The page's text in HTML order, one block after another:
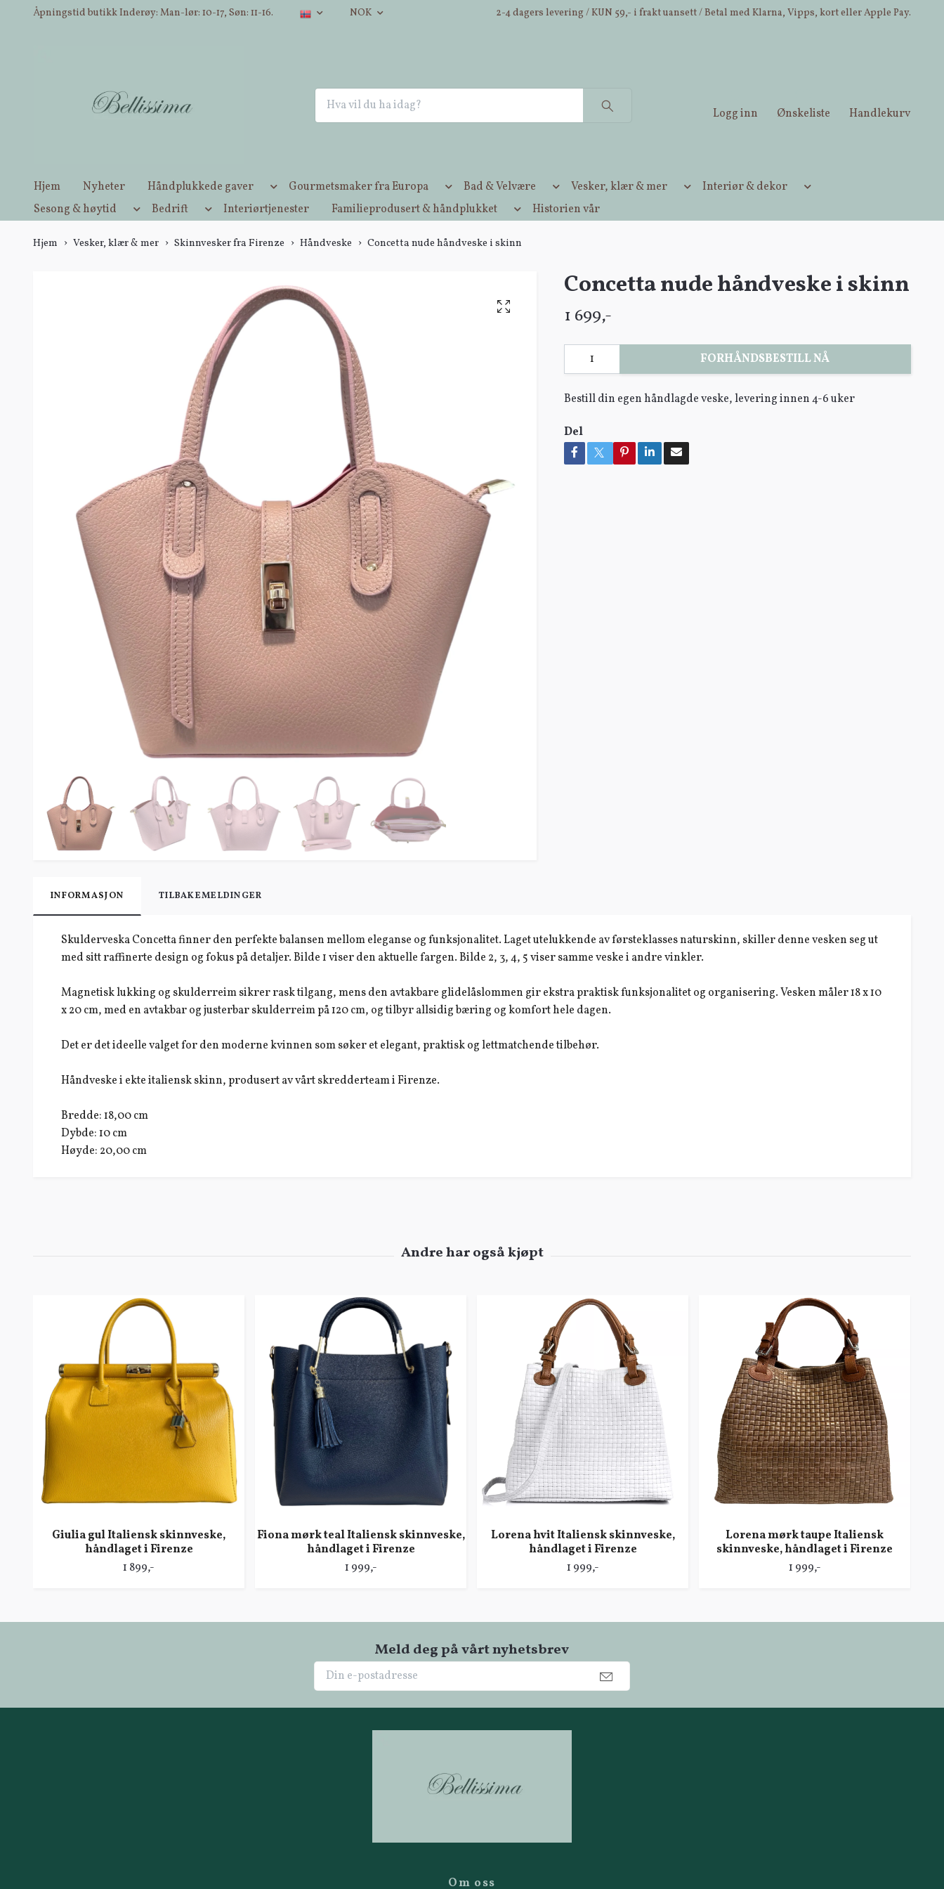
Åpningstid butikk Inderøy: Man-lør: 10-17, Søn: 11-16. NOK 2-4 dagers levering / KUN 59,- i frakt uansett / Betal med Klarna, Vipps, kort eller Apple Pay.
Logg inn Ønskeliste Handlekurv
Hjem Nyheter Håndplukkede gaver Gourmetsmaker fra Europa Bad & Velvære Vesker, klær & mer
Interiør & dekor
Sesong & høytid
Bedrift Interiørtjenester Familieprodusert & håndplukket Historien vår
Hjem Vesker, klær & mer Skinnvesker fra Firenze Håndveske Concetta nude håndveske i skinn
Concetta nude håndveske i skinn
1 699,-
FORHÅNDSBESTILL NÅ
Bestill din egen håndlagde veske, levering innen 4-6 uker
Del
INFORMASJON TILBAKEMELDINGER
Skulderveska Concetta finner den perfekte balansen mellom eleganse og funksjonalitet. Laget utelukkende av førsteklasses naturskinn, skiller denne vesken seg ut
med sitt raffinerte design og fokus på detaljer. Bilde 1 viser den aktuelle fargen. Bilde 2, 3, 4, 5 viser samme veske i andre vinkler.
Magnetisk lukking og skulderreim sikrer rask tilgang, mens den avtakbare glidelåslommen gir ekstra praktisk funksjonalitet og organisering. Vesken måler 18 x 10
x 20 cm, med en avtakbar og justerbar skulderreim på 120 cm, og tilbyr allsidig bæring og komfort hele dagen.
Det er det ideelle valget for den moderne kvinnen som søker et elegant, praktisk og lettmatchende tilbehør.
Håndveske i ekte italiensk skinn, produsert av vårt skredderteam i Firenze.
Bredde: 18,00 cm
Dybde: 10 cm
Høyde: 20,00 cm
Giulia gul Italiensk skinnveske,
håndlaget i Firenze
1 899,-
Fiona mørk teal Italiensk skinnveske,
håndlaget i Firenze
1 999,-
Lorena hvit Italiensk skinnveske,
håndlaget i Firenze
1 999,-
Lorena mørk taupe Italiensk
skinnveske, håndlaget i Firenze
1 999,-
Meld deg på vårt nyhetsbrev
Om oss